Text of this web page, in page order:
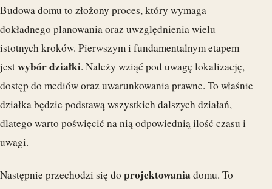
Budowa domu to złożony proces, który wymaga
dokładnego planowania oraz uwzględnienia wielu
istotnych kroków. Pierwszym i fundamentalnym etapem
jestwybór działki. Należy wziąć pod uwagę lokalizację,
dostęp do mediów oraz uwarunkowania prawne. To właśnie
działka będzie podstawą wszystkich dalszych działań,
dlatego warto poświęcić na nią odpowiednią ilość czasu i
uwagi.
Następnie przechodzi się do projektowania domu. To